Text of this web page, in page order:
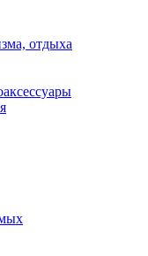
отдыха